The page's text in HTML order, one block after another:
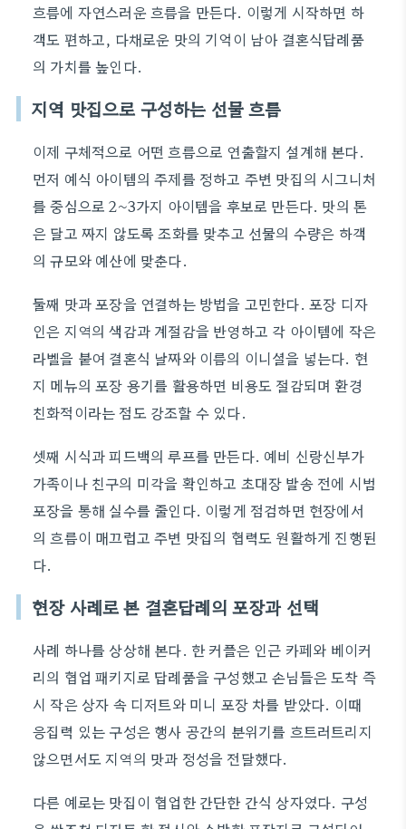
흐름에 자연스러운 흐름을 만든다. 이렇게 시작하면 하
객도 편하고, 다채로운 맛의 기억이 남아 결혼식답례품
의 가치를 높인다.
지역 맛집으로 구성하는 선물 흐름
이제 구체적으로 어떤 흐름으로 연출할지 설계해 본다.
먼저 예식 아이템의 주제를 정하고 주변 맛집의 시그니처
를 중심으로 2~3가지 아이템을 후보로 만든다. 맛의 톤
은 달고 짜지 않도록 조화를 맞추고 선물의 수량은 하객
의 규모와 예산에 맞춘다.
둘째 맛과 포장을 연결하는 방법을 고민한다. 포장 디자
인은 지역의 색감과 계절감을 반영하고 각 아이템에 작은
라벨을 붙여 결혼식 날짜와 이름의 이니셜을 넣는다. 현
지 메뉴의 포장 용기를 활용하면 비용도 절감되며 환경
친화적이라는 점도 강조할 수 있다.
셋째 시식과 피드백의 루프를 만든다. 예비 신랑신부가
가족이나 친구의 미각을 확인하고 초대장 발송 전에 시범
포장을 통해 실수를 줄인다. 이렇게 점검하면 현장에서
의 흐름이 매끄럽고 주변 맛집의 협력도 원활하게 진행된
다.
현장 사례로 본 결혼답례의 포장과 선택
사례 하나를 상상해 본다. 한 커플은 인근 카페와 베이커
리의 협업 패키지로 답례품을 구성했고 손님들은 도착 즉
시 작은 상자 속 디저트와 미니 포장 차를 받았다. 이때
응집력 있는 구성은 행사 공간의 분위기를 흐트러트리지
않으면서도 지역의 맛과 정성을 전달했다.
다른 예로는 맛집이 협업한 간단한 간식 상자였다. 구성